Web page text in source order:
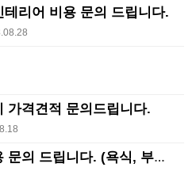
리어 비용 문의 드립니다.
가격견적 문의드립니다.
드립니다. (욕식, 부엌, 방…